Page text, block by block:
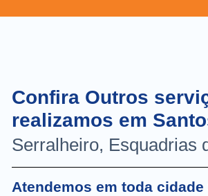
Confira Outros
realizamos em
Serralheiro, Esquadrias
Atendemos em toda cidade